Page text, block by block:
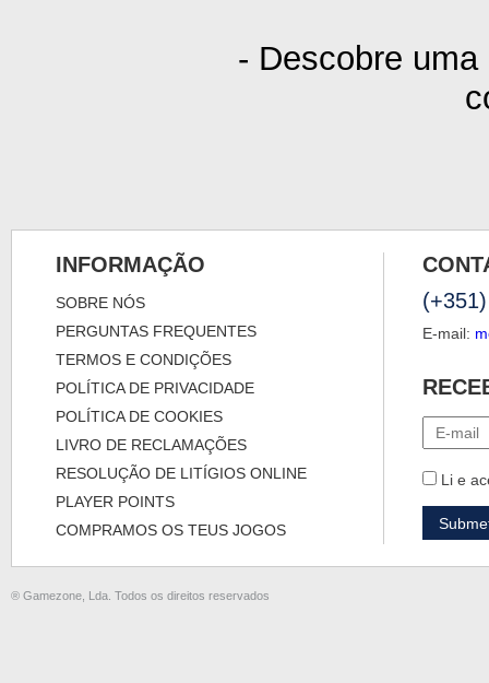
- Descobre
INFORMAÇÃO
SOBRE NÓS
PERGUNTAS FREQUENTES
TERMOS E CONDIÇÕES
POLÍTICA DE PRIVACIDADE
POLÍTICA DE COOKIES
LIVRO DE RECLAMAÇÕES
RESOLUÇÃO DE LITÍGIOS ONLINE
PLAYER POINTS
COMPRAMOS OS TEUS JOGOS
E-mail:
Li e
® Gamezone, Lda. Todos os direitos reservados